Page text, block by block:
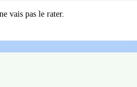
vais pas le rater.